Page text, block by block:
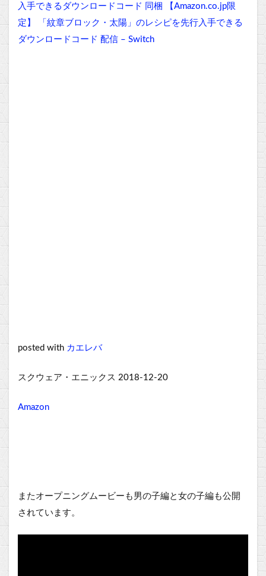
入手できるダウンロードコード 同梱 【Amazon.co.jp限
定】 「紋章ブロック・太陽」のレシピを先行入手できる
ダウンロードコード 配信 – Switch
posted with カエレバ
スクウェア・エニックス 2018-12-20
Amazon
またオープニングムービーも男の子編と女の子編も公開
されています。